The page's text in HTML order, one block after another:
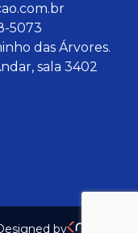
5073
das Árvores.
sala 3402
by